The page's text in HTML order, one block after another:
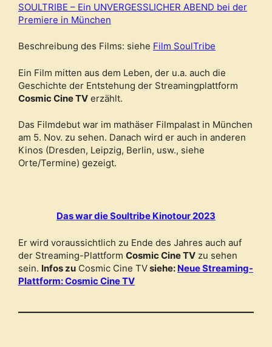
SOULTRIBE – Ein UNVERGESSLICHER ABEND bei der
Premiere in München
Beschreibung des Films: siehe Film SoulTribe
Ein Film mitten aus dem Leben, der u.a. auch die
Geschichte der Entstehung der Streamingplattform
Cosmic Cine TV erzählt.
Das Filmdebut war im mathäser Filmpalast in München
am 5. Nov. zu sehen. Danach wird er auch in anderen
Kinos (Dresden, Leipzig, Berlin, usw., siehe
Orte/Termine) gezeigt.
Das war die Soultribe Kinotour 2023
Er wird voraussichtlich zu Ende des Jahres auch auf
der Streaming-Plattform Cosmic Cine TV zu sehen
sein. Infos zu Cosmic Cine TVsiehe: Neue Streaming-
Plattform: Cosmic Cine TV